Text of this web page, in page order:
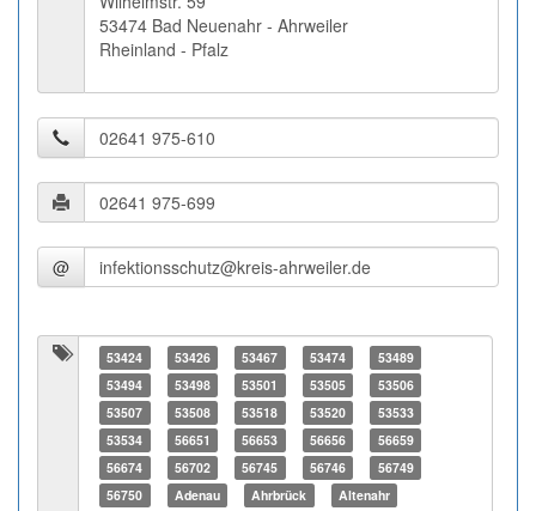
53474 Bad Neuenahr - Ahrweiler
Rheinland - Pfalz
@
53424 53426 53467 53474
53489
53494
53498 53501 53505
53506
53507
53508 53518 53520
53533
53534
56651 56653 56656
56659
56674
56702 56745 56746
56749
56750
Adenau Ahrbrück Altenahr